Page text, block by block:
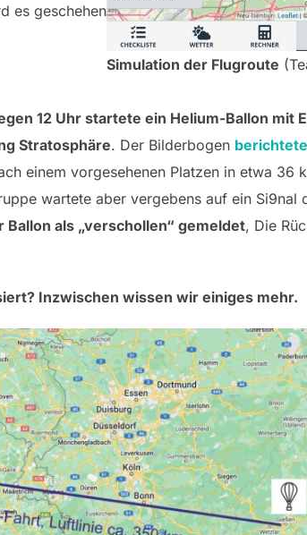
es geschehen
Simulation der Flugroute
12 Uhr startete ein Helium-Ballon mit
Stratosphäre. Der Bilderbogen
einem vorgesehenen Platzen in etwa 36
wartete aber vergebens auf ein Si9nal
Ballon als „verschollen“ gemeldet, Die
Inzwischen wissen wir einiges mehr.